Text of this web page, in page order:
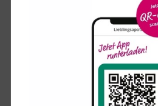
auf einer Bildung hochreaktiver
von Wasserstoffperoxyd und
Peptidbindungen. Zahlreiche in
durchgeführte Studien konnten
einer ungenügenden Versorgung
und hohen HC-
senkende Wirkung dieser